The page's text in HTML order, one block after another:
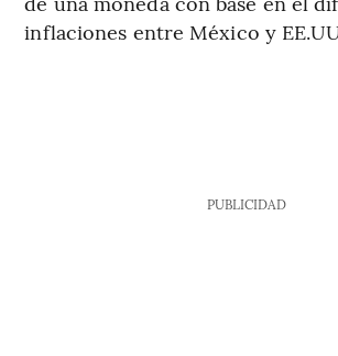
inflaciones entre México y
PUBLICIDAD